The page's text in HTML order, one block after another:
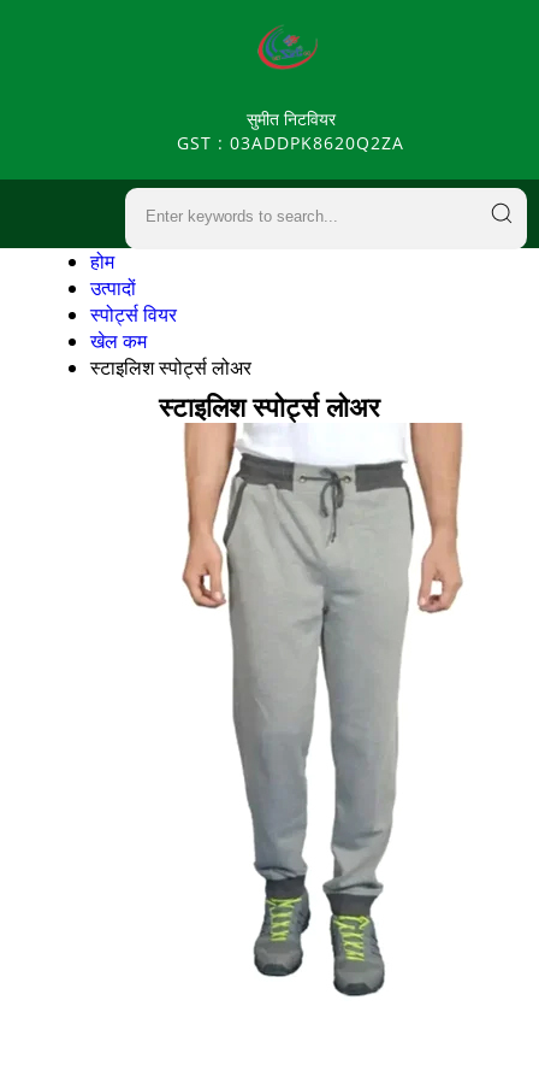
सुमीत निटवियर
GST : 03ADDPK8620Q2ZA
होम
उत्पादों
स्पोर्ट्स वियर
खेल कम
स्टाइलिश स्पोर्ट्स लोअर
स्टाइलिश स्पोर्ट्स लोअर